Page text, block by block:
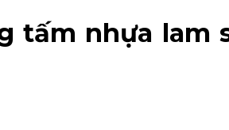
tấm nhựa lam